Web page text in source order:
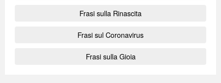
Frasi sulla Rinascita
Frasi sul Coronavirus
Frasi sulla Gioia